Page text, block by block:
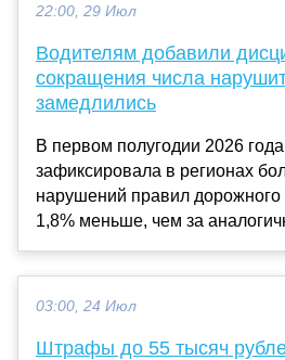
22:00, 29 Июл
Водителям добавили
сокращения числа
замедлились
В первом полугодии 2026
зафиксировала в регионах
нарушений правил
1,8% меньше, чем за
03:00, 24 Июл
Штрафы до 55 тысяч